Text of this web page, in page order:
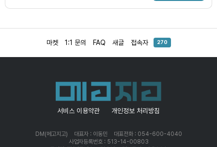
마켓 1:1 문의 FAQ 새글 접속자 270
서비스 이용약관 개인정보 처리방침
DM(메고지고) 대표자 : 이동민
대표전화 : 054-600-4040
사업자등록번호 : 513-14-00803